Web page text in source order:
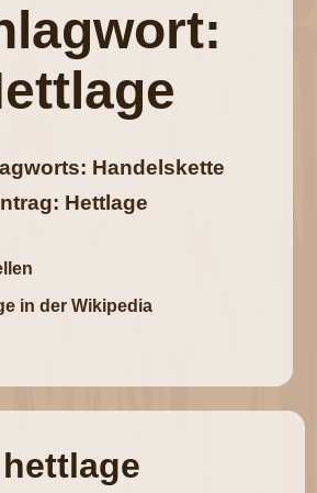
Handelskette
Hettlage
in der Wikipedia
hettlage